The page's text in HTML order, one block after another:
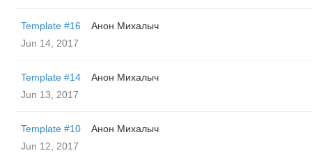
Template #16
Анон Михалыч
Jun 14, 2017
Template #14
Анон Михалыч
Jun 13, 2017
Template #10
Анон Михалыч
Jun 12, 2017